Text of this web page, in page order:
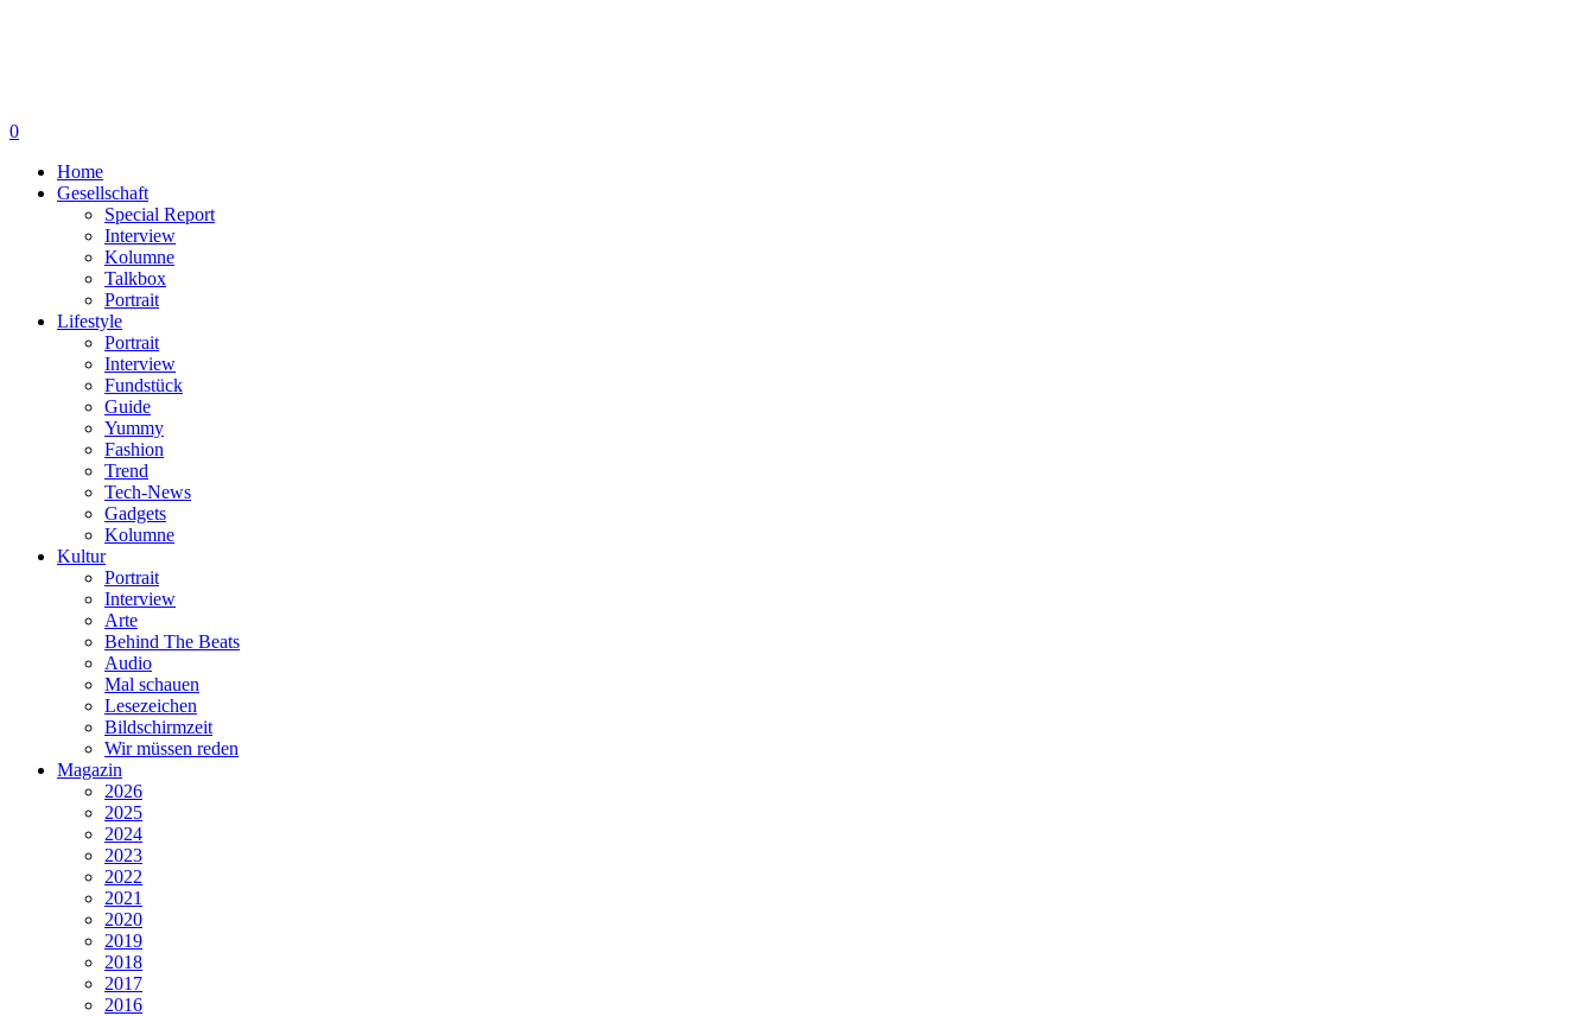
0
Home
Gesellschaft
Special Report
Interview
Kolumne
Talkbox
Portrait
Lifestyle
Portrait
Interview
Fundstück
Guide
Yummy
Fashion
Trend
Tech-News
Gadgets
Kolumne
Kultur
Portrait
Interview
Arte
Behind The Beats
Audio
Mal schauen
Lesezeichen
Bildschirmzeit
Wir müssen reden
Magazin
2026
2025
2024
2023
2022
2021
2020
2019
2018
2017
2016